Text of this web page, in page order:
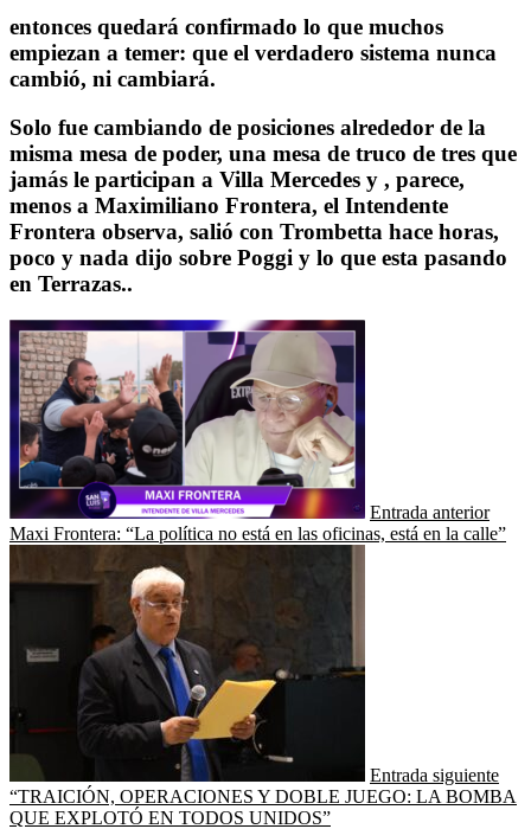
entonces quedará confirmado lo que muchos
empiezan a temer: que el verdadero sistema nunca
cambió, ni cambiará.
Solo fue cambiando de posiciones alrededor de la
misma mesa de poder, una mesa de truco de tres que
jamás le participan a Villa Mercedes y , parece,
menos a Maximiliano Frontera, el Intendente
Frontera observa, salió con Trombetta hace horas,
poco y nada dijo sobre Poggi y lo que esta pasando
en Terrazas..
Entrada anterior
Maxi Frontera: “La política no está en las oficinas, está en la calle”
Entrada siguiente
“TRAICIÓN, OPERACIONES Y DOBLE JUEGO: LA BOMBA
QUE EXPLOTÓ EN TODOS UNIDOS”